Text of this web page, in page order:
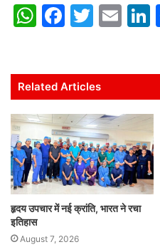
W
s
A
p
p
F
e
b
o
o
k
T
er
E
l
n
Related Articles
हृदय उपचार में नई क्रांति, भारत ने रचा
इतिहास
August 7, 2026